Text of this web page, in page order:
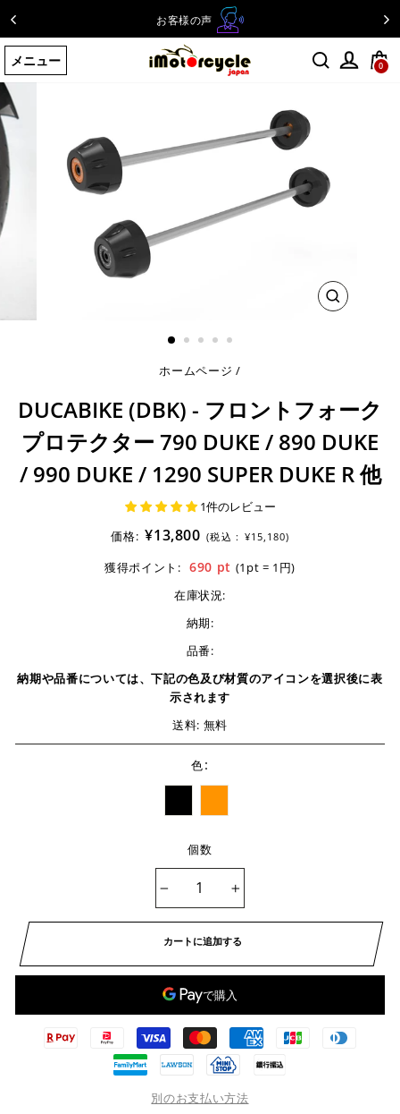
テ
ン
ツ
に
ス
キ
ッ
プ
す
る
お客様の声
メニュー 0
閉
ホームページ /
DUCABIKE (DBK) - フロントフォーク
プロテクター 790 DUKE / 890 DUKE
/ 990 DUKE / 1290 SUPER DUKE R 他
1件のレビュー
価格: ¥13,800 (税込 : ¥15,180)
獲得ポイント: 690 pt (1pt = 1円)
在庫状況:
納期:
品番:
納期や品番については、下記の色及び材質のアイコンを選択後に表
示されます
送料: 無料
色:
個数
カートに追加する
別のお支払い方法